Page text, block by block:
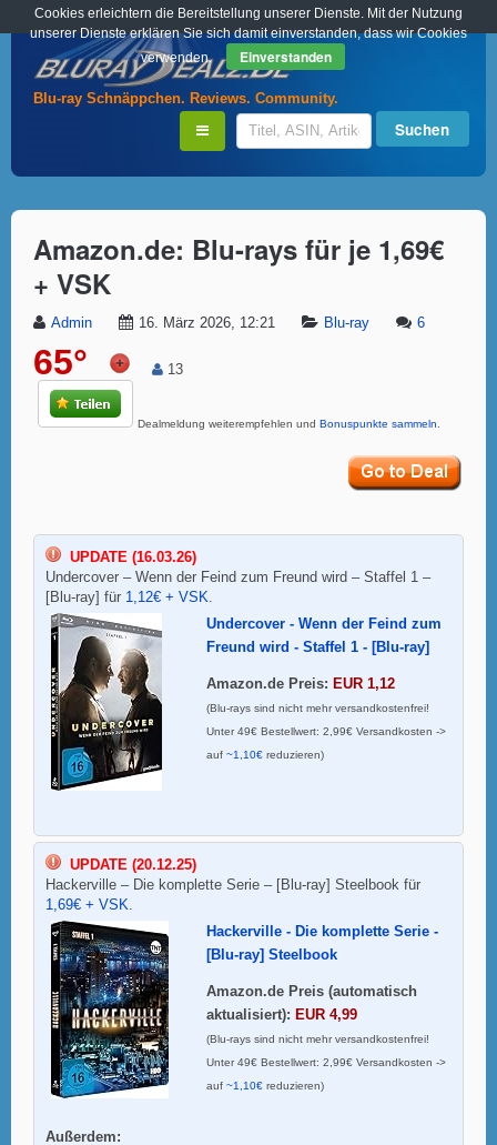
Blu-ray Schnäppchen. Reviews. Community.
Amazon.de: Blu-rays für je 1,69€
+ VSK
Admin 16. März 2026, 12:21 Blu-ray 6
65° 13
Dealmeldung weiterempfehlen und Bonuspunkte sammeln
UPDATE (16.03.26)
Undercover – Wenn der Feind zum Freund wird – Staffel 1 –
[Blu-ray] für 1,12€ + VSK
Undercover - Wenn der Feind zum
Freund wird - Staffel 1 - [Blu-ray]
Amazon.de Preis: EUR 1,12
(Blu-rays sind nicht mehr versandkostenfrei!
Unter 49€ Bestellwert: 2,99€ Versandkosten ->
auf ~1,10€ reduzieren)
UPDATE (20.12.25)
Hackerville – Die komplette Serie – [Blu-ray] Steelbook für
1,69€ + VSK
Hackerville - Die komplette Serie -
[Blu-ray] Steelbook
Amazon.de Preis (automatisch
aktualisiert): EUR 4,99
(Blu-rays sind nicht mehr versandkostenfrei!
Unter 49€ Bestellwert: 2,99€ Versandkosten ->
auf ~1,10€ reduzieren)
Außerdem:
Cookies erleichtern die Bereitstellung unserer Dienste. Mit der Nutzung
unserer Dienste erklären Sie sich damit einverstanden, dass wir Cookies
verwenden.
Einverstanden